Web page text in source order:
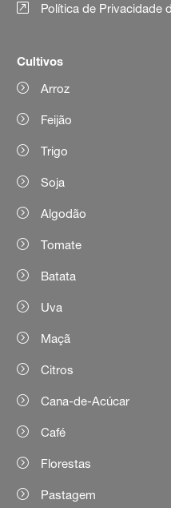
Política de Privacidade
Cultivos
Arroz
Feijão
Trigo
Soja
Algodão
Tomate
Batata
Uva
Maçã
Citros
Cana-de-Acúcar
Café
Florestas
Pastagem